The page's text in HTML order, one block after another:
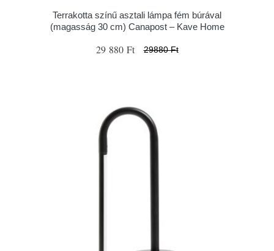
Terrakotta színű asztali lámpa fém búrával
(magasság 30 cm) Canapost – Kave Home
29 880 Ft 29880 Ft